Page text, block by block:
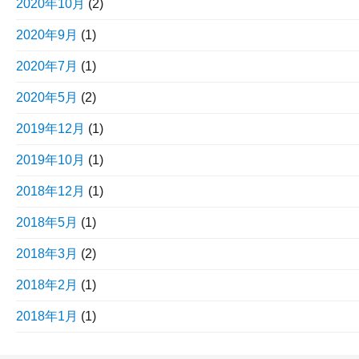
2020年10月 (2)
2020年9月 (1)
2020年7月 (1)
2020年5月 (2)
2019年12月 (1)
2019年10月 (1)
2018年12月 (1)
2018年5月 (1)
2018年3月 (2)
2018年2月 (1)
2018年1月 (1)